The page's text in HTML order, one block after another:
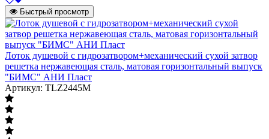
Быстрый просмотр
Лоток душевой с гидрозатвором+механический сухой затвор
решетка нержавеющая сталь, матовая горизонтальный выпуск
"БИМС" АНИ Пласт
Артикул: TLZ2445M